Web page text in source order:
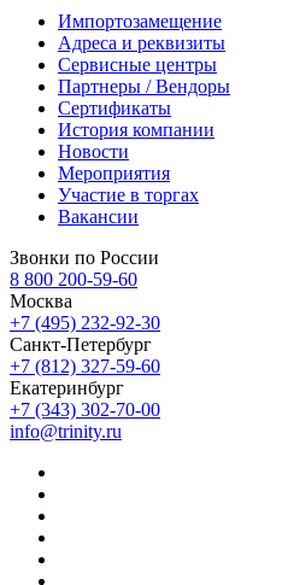
Импортозамещение
Адреса и реквизиты
Сервисные центры
Партнеры / Вендоры
Сертификаты
История компании
Новости
Мероприятия
Участие в торгах
Вакансии
Звонки по России
8 800 200-59-60
Москва
+7 (495) 232-92-30
Санкт-Петербург
+7 (812) 327-59-60
Екатеринбург
+7 (343) 302-70-00
info@trinity.ru